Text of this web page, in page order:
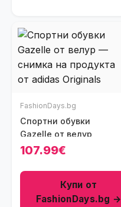
FashionDays.bg
Спортни обувки
Gazelle от велур
107.99€
Купи от
FashionDays.bg →